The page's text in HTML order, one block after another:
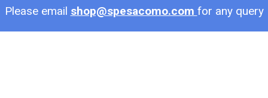
Please email shop@spesacomo.com for any query